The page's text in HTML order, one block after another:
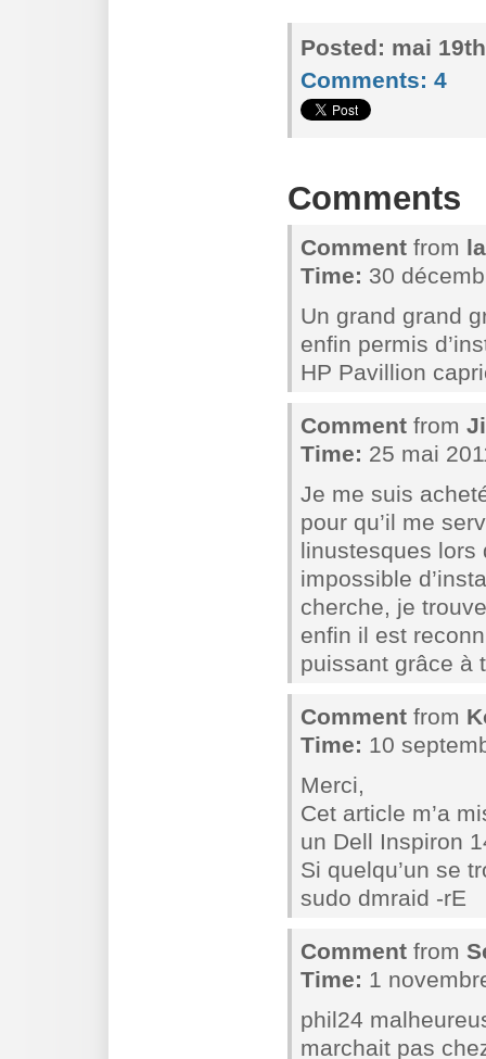
Posted: mai
Comments: 4
Comments
Comment from
Time: 30
Un grand grand
enfin permis
HP Pavillion
Comment from
Time: 25 mai
Je me suis
pour qu’il me
linustesques lors
impossible
cherche, je
enfin il est
puissant grâce à
Comment from
Time: 10
Merci,
Cet article m’a
un Dell Inspiron
Si quelqu’un se
sudo dmraid -rE
Comment from
Time: 1
phil24
marchait pas